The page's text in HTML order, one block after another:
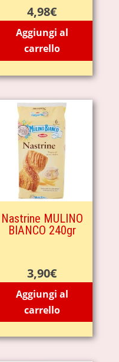
4,98€
Aggiungi al
carrello
Nastrine MULINO
BIANCO 240gr
3,90€
Aggiungi al
carrello